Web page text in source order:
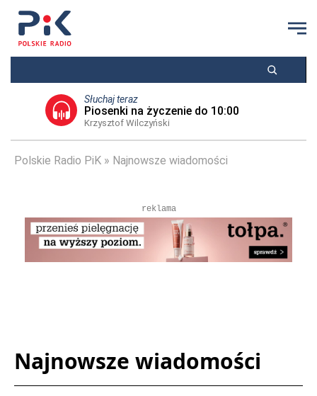
Słuchaj teraz
Piosenki na życzenie do 10:00
Krzysztof Wilczyński
Polskie Radio PiK Najnowsze wiadomości
reklama
Najnowsze wiadomości